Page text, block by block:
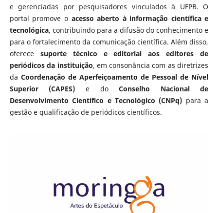
e gerenciadas por pesquisadores vinculados à UFPB. O
portal promove o acesso aberto à informação científica e
tecnológica, contribuindo para a difusão do conhecimento e
para o fortalecimento da comunicação científica. Além disso,
oferece suporte técnico e editorial aos editores de
periódicos da instituição, em consonância com as diretrizes
da Coordenação de Aperfeiçoamento de Pessoal de Nível
Superior (CAPES) e doConselho Nacional de
Desenvolvimento Científico e Tecnológico (CNPq) para a
gestão e qualificação de periódicos científicos.